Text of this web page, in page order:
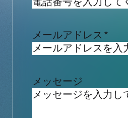
メールアドレス*
メッセージ